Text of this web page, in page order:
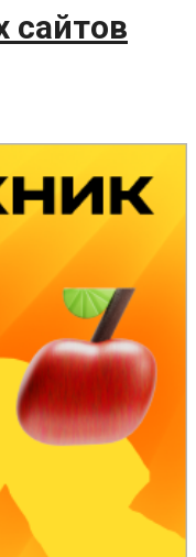
сайтов